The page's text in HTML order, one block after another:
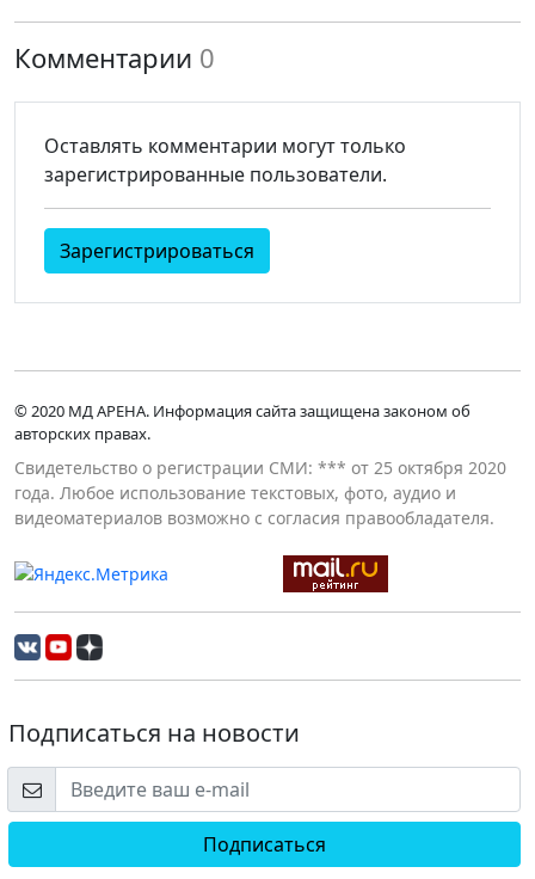
Комментарии 0
Оставлять комментарии могут только
зарегистрированные пользователи.
Зарегистрироваться
© 2020 МД АРЕНА. Информация сайта защищена законом об
авторских правах.
Свидетельство о регистрации СМИ: *** от 25 октября 2020
года. Любое использование текстовых, фото, аудио и
видеоматериалов возможно с согласия правообладателя.
Подписаться на новости
Подписаться